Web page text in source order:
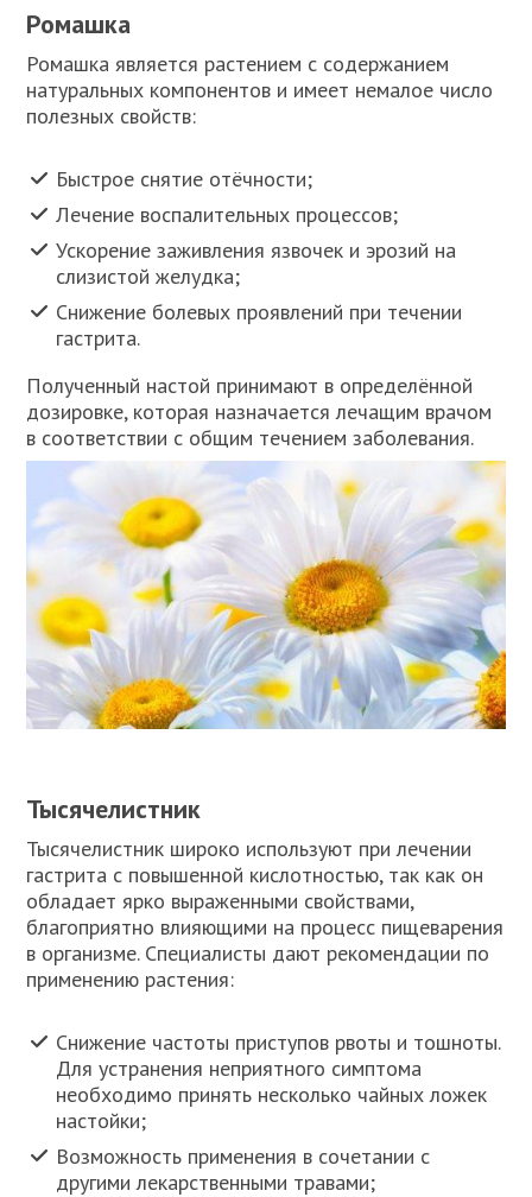
Ромашка
Ромашка является растением с содержанием
натуральных компонентов и имеет немалое число
полезных свойств:
Быстрое снятие отёчности;
Лечение воспалительных процессов;
Ускорение заживления язвочек и эрозий на
слизистой желудка;
Снижение болевых проявлений при течении
гастрита.
Полученный настой принимают в определённой
дозировке, которая назначается лечащим врачом
в соответствии с общим течением заболевания.
Тысячелистник
Тысячелистник широко используют при лечении
гастрита с повышенной кислотностью, так как он
обладает ярко выраженными свойствами,
благоприятно влияющими на процесс пищеварения
в организме. Специалисты дают рекомендации по
применению растения:
Снижение частоты приступов рвоты и тошноты.
Для устранения неприятного симптома
необходимо принять несколько чайных ложек
настойки;
Возможность применения в сочетании с
другими лекарственными травами;